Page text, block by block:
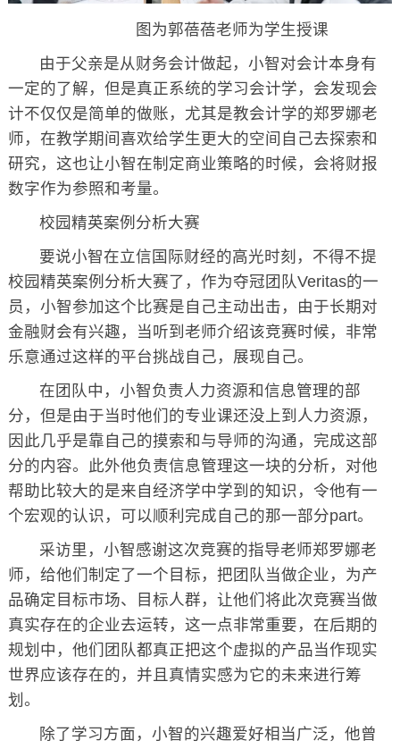
图为郭蓓蓓老师为学生授课
由于父亲是从财务会计做起，小智对会计本身有
一定的了解，但是真正系统的学习会计学，会发现会
计不仅仅是简单的做账，尤其是教会计学的郑罗娜老
师，在教学期间喜欢给学生更大的空间自己去探索和
研究，这也让小智在制定商业策略的时候，会将财报
数字作为参照和考量。
校园精英案例分析大赛
要说小智在立信国际财经的高光时刻，不得不提
校园精英案例分析大赛了，作为夺冠团队Veritas的一
员，小智参加这个比赛是自己主动出击，由于长期对
金融财会有兴趣，当听到老师介绍该竞赛时候，非常
乐意通过这样的平台挑战自己，展现自己。
在团队中，小智负责人力资源和信息管理的部
分，但是由于当时他们的专业课还没上到人力资源，
因此几乎是靠自己的摸索和与导师的沟通，完成这部
分的内容。此外他负责信息管理这一块的分析，对他
帮助比较大的是来自经济学中学到的知识，令他有一
个宏观的认识，可以顺利完成自己的那一部分part。
采访里，小智感谢这次竞赛的指导老师郑罗娜老
师，给他们制定了一个目标，把团队当做企业，为产
品确定目标市场、目标人群，让他们将此次竞赛当做
真实存在的企业去运转，这一点非常重要，在后期的
规划中，他们团队都真正把这个虚拟的产品当作现实
世界应该存在的，并且真情实感为它的未来进行筹
划。
除了学习方面，小智的兴趣爱好相当广泛，他曾